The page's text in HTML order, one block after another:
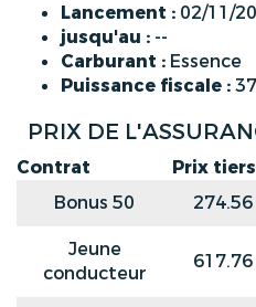
Lancement : 02/11/
jusqu'au : --
Carburant : Essence
Puissance fiscale :37
PRIX DE
Contrat Prix tiers
Bonus 50
Jeune
conducteur